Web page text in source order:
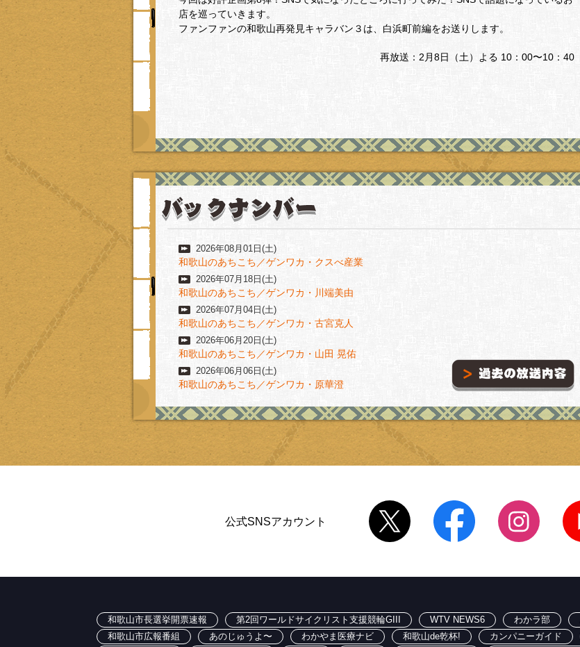
店を巡っていきます。
ファンファンの和歌山再発見キャラバン３は、白浜町前編をお送りします。
再放送：2月8日（土）よる 10：00〜10：40
2026年08月01日(土)
和歌山のあちこち／ゲンワカ・クスべ産業
2026年07月18日(土)
和歌山のあちこち／ゲンワカ・川端美由
2026年07月04日(土)
和歌山のあちこち／ゲンワカ・古宮克人
2026年06月20日(土)
和歌山のあちこち／ゲンワカ・山田 晃佑
2026年06月06日(土)
和歌山のあちこち／ゲンワカ・原華澄
公式SNSアカウント
和歌山市長選挙開票速報 第2回ワールドサイクリスト支援競輪GIII WTV NEWS6 わかラ部
和歌山市広報番組
あのじゅうよ〜 わかやま医療ナビ 和歌山de乾杯! カンパニーガイド